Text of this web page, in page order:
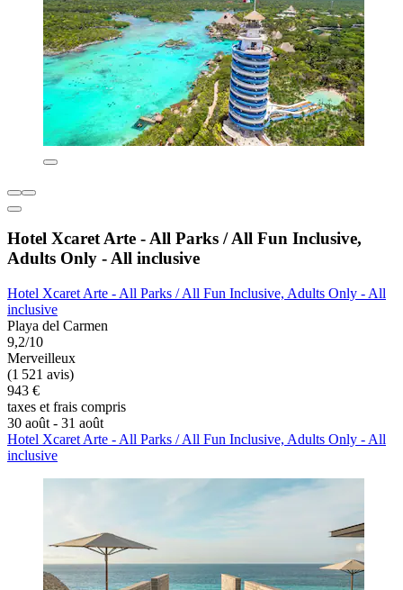
Hotel Xcaret Arte - All Parks / All Fun Inclusive,
Adults Only - All inclusive
Hotel Xcaret Arte - All Parks / All Fun Inclusive, Adults Only - All
inclusive
Playa del Carmen
9,2/10
Merveilleux
(1 521 avis)
943 €
taxes et frais compris
30 août - 31 août
Hotel Xcaret Arte - All Parks / All Fun Inclusive, Adults Only - All
inclusive